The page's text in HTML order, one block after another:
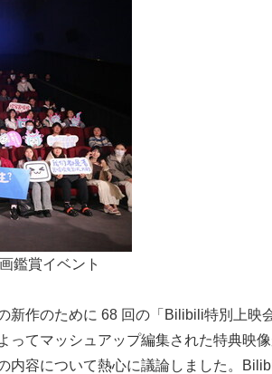
鑑賞イベント
新作のために 68 回の「Bilibili特別上映
ってマッシュアップ編集された特典映
内容について熱心に議論しました。